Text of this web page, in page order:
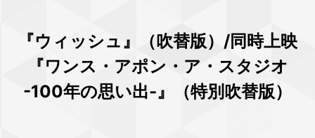
『ウィッシュ』（吹替版）/同時上映
『ワンス・アポン・ア・スタジオ
-100年の思い出-』（特別吹替版）